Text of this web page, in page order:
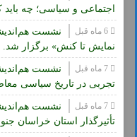
اجتماعی و سیاسی؛ چه باید
نشست
نمایش تا کنش» برگزار شد.
نشست
تجربی در تاریخ سیاسی
نشست
تأثیرگذار استان خراسان